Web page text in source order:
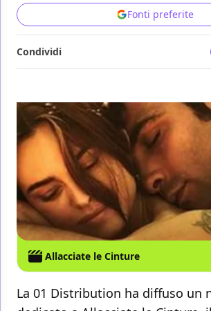
Fonti preferite
Condividi
Allacciate le Cinture
La 01 Distribution ha diffuso un